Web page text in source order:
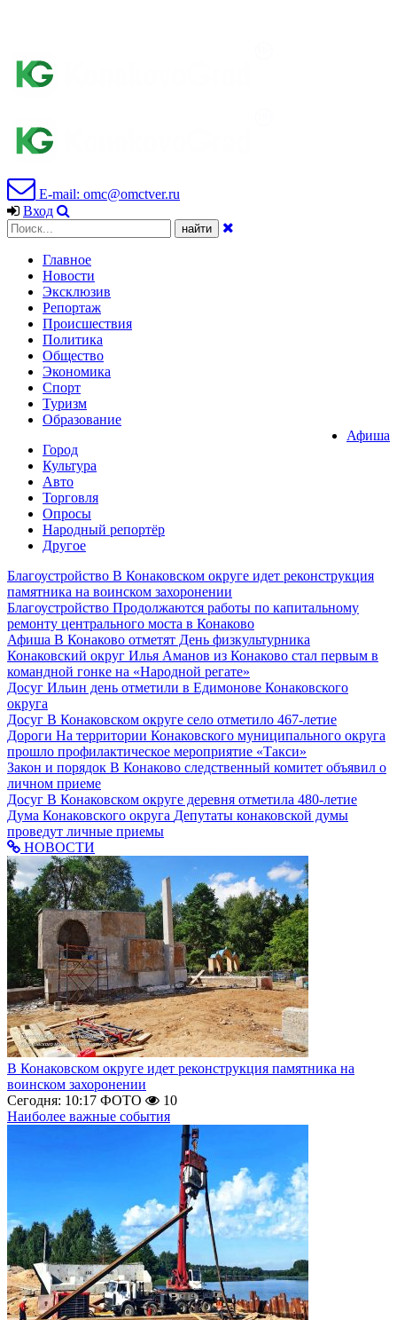
E-mail: omc@omctver.ru
Вход
Главное
Новости
Эксклюзив
Репортаж
Происшествия
Политика
Общество
Экономика
Спорт
Туризм
Образование
Афиша
Город
Культура
Авто
Торговля
Опросы
Народный репортёр
Другое
Благоустройство В Конаковском округе идет реконструкция
памятника на воинском захоронении
Благоустройство Продолжаются работы по капитальному
ремонту центрального моста в Конаково
Афиша В Конаково отметят День физкультурника
Конаковский округ Илья Аманов из Конаково стал первым в
командной гонке на «Народной регате»
Досуг Ильин день отметили в Едимонове Конаковского
округа
Досуг В Конаковском округе село отметило 467-летие
Дороги На территории Конаковского муниципального округа
прошло профилактическое мероприятие «Такси»
Закон и порядок В Конаково следственный комитет объявил о
личном приеме
Досуг В Конаковском округе деревня отметила 480-летие
Дума Конаковского округа Депутаты конаковской думы
проведут личные приемы
НОВОСТИ
В Конаковском округе идет реконструкция памятника на
воинском захоронении
Сегодня: 10:17 ФОТО
10
Наиболее важные события